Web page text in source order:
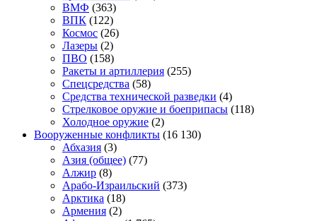
ВМФ (363)
ВПК (122)
Космос (26)
Лазеры (2)
ПВО (158)
Ракеты и артиллерия (255)
Спецсредства (58)
Средства технической разведки (4)
Стрелковое оружие и боеприпасы (118)
Холодное оружие (2)
Вооруженные конфликты (16 130)
Абхазия (3)
Азия (общее) (77)
Алжир (8)
Арабо-Израильский (373)
Арктика (18)
Армения (2)